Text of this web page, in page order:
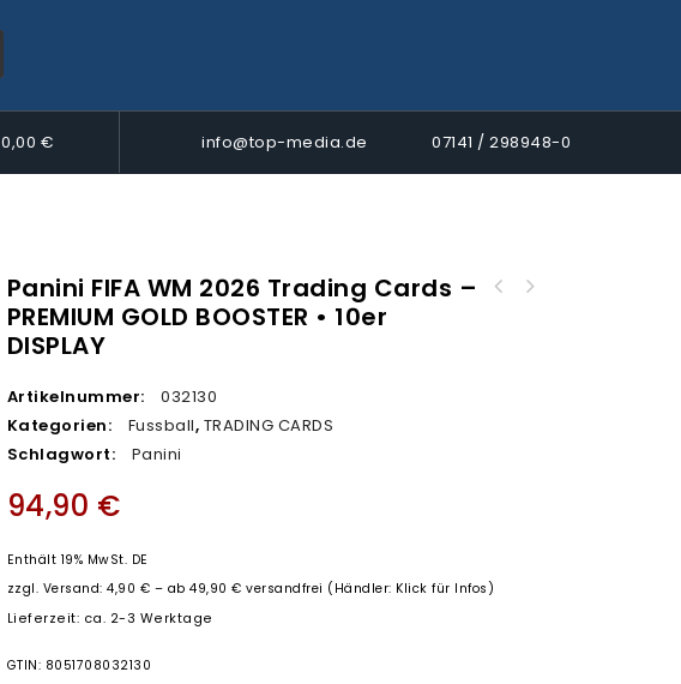
0,00 € info@top-media.de 07141 / 298948-0
Panini FIFA WM 2026 Trading Cards –
PREMIUM GOLD BOOSTER • 10er
DISPLAY
Artikelnummer:
032130
Kategorien:
Fussball, TRADING CARDS
Schlagwort:
Panini
94,90 €
Enthält 19% MwSt. DE
zzgl. Versand: 4,90 € – ab 49,90 € versandfrei (Händler: Klick für Infos)
Lieferzeit: ca. 2-3 Werktage
GTIN: 8051708032130